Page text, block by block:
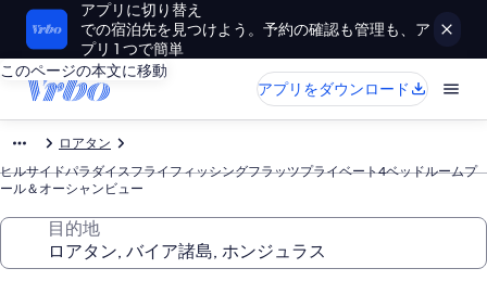
アプリに切り替え
での宿泊先を見つけよう。予約の確認も管理も、ア
プリ 1 つで簡単
このページの本文に移動
アプリをダウンロード
ロアタン
ヒルサイドパラダイスフライフィッシングフラッツプライベート4ベッドルームプ
ール＆オーシャンビュー
目的地